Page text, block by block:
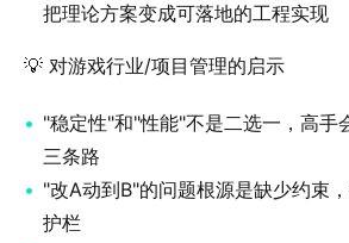
把理论方案变成可落地的工程实现
💡 对游戏行业/项目管理的启示
"稳定性"和"性能"不是二选一，高手
三条路
"改A动到B"的问题根源是缺少约束
护栏